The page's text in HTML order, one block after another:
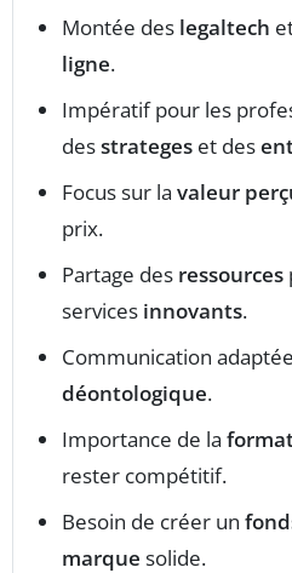
Montée des legaltech
ligne.
Impératif pour les
desstrateges et des
Focus sur la valeur
prix.
Partage des ressources
services innovants.
Communication
déontologique.
Importance de la
rester compétitif.
Besoin de créer un
marque solide.